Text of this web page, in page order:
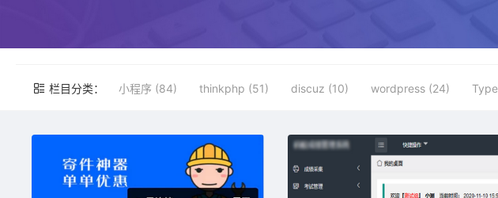
栏目分类： 小程序 (84) thinkphp (51) discuz (10) wordpress (24)